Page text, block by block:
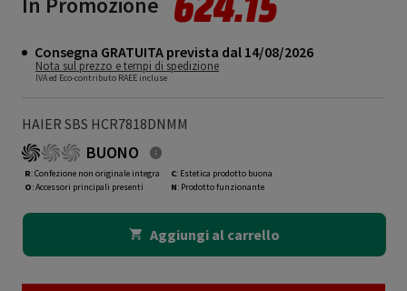
Consegna GRATUITA prevista dal 14/08/2026
Nota sul prezzo e tempi di spedizione
IVA ed Eco-contributo RAEE incluse
HAIER SBS HCR7818DNMM
BUONO
R: Confezione non originale integra
O: Accessori principali presenti
C: Estetica prodotto buona
N: Prodotto funzionante
Aggiungi al carrello